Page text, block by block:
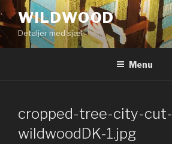
Videre
til
indhold
WILDWOOD
Detaljer med sjæl
Menu
cropped-tree-city-cut-
wildwoodDK-1.jpg